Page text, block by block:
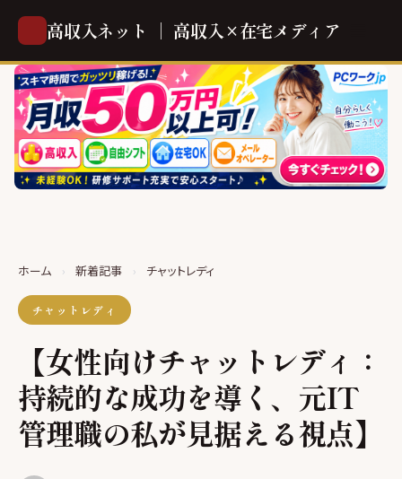
高収入ネット ｜ 高収入×在宅メディア
ホーム › 新着記事 › チャットレディ
チャットレディ
【女性向けチャットレディ：
持続的な成功を導く、元IT
管理職の私が見据える視点】